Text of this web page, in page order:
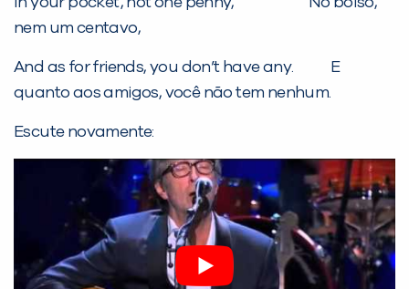
nem um centavo,
And as for friends, you don’t have any. E
quanto aos amigos, você não tem nenhum.
Escute novamente: